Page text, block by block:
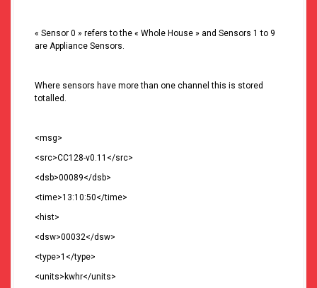
« Sensor 0 » refers to the « Whole House » and Sensors 1 to 9
are Appliance Sensors.
Where sensors have more than one channel this is stored
totalled.
<msg>
<src>CC128-v0.11</src>
<dsb>00089</dsb>
<time>13:10:50</time>
<hist>
<dsw>00032</dsw>
<type>1</type>
<units>kwhr</units>